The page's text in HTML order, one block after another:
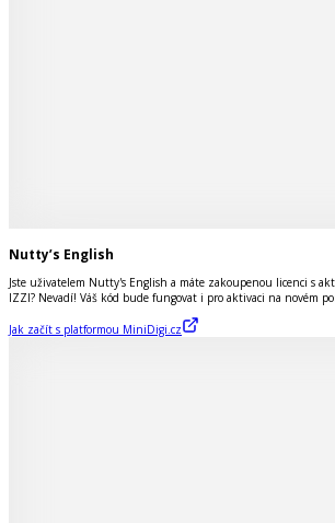
Nutty’s English
Jste uživatelem Nutty's English a máte zakoupenou licenci s
IZZI? Nevadí! Váš kód bude fungovat i pro aktivaci na novém
Jak začít s platformou MiniDigi.cz